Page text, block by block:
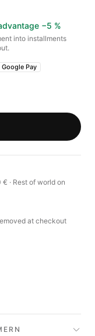
−5 %
into installments
Google Pay
· Rest of world on
at checkout